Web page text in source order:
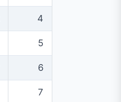
4
5
6
7